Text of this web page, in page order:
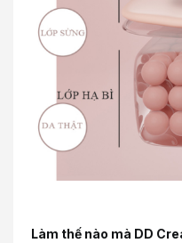
Làm thế nào mà DD